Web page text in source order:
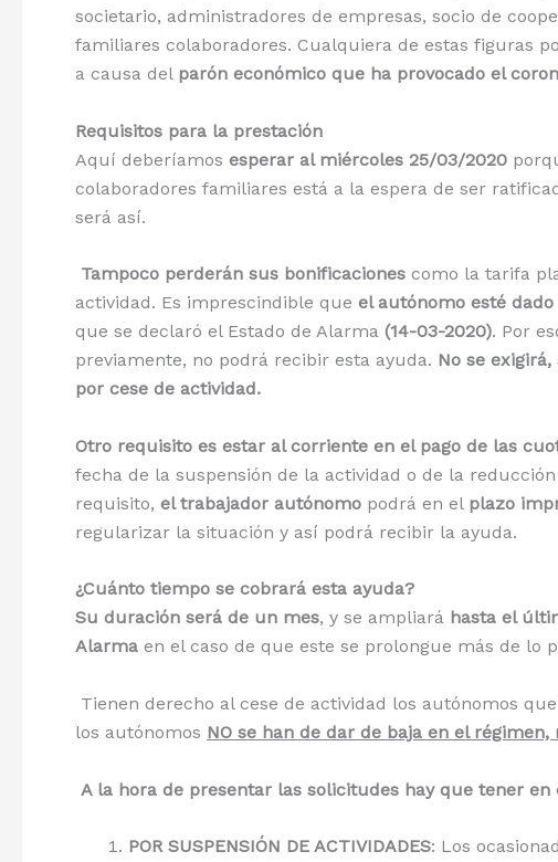
societario, administradores de empresas, socio de
familiares colaboradores. Cualquiera de estas figuras
a causa del parón económico que ha provocado el
Requisitos para la prestación
Aquí deberíamos esperar al miércoles 25/03/2020
colaboradores familiares está a la espera de ser
será así.
Tampoco perderán sus bonificaciones como la tarifa
actividad. Es imprescindible que el autónomo esté
que se declaró el Estado de Alarma (14-03-2020). Por
previamente, no podrá recibir esta ayuda. No se
por cese de actividad.
Otro requisito es estar al corriente en el pago de las
fecha de la suspensión de la actividad o de la
requisito, el trabajador autónomo podrá en el plazo
regularizar la situación y así podrá recibir la ayuda.
¿Cuánto tiempo se cobrará esta ayuda?
Su duración será de un mes, y se ampliará hasta el
Alarma en el caso de que este se prolongue más de lo
Tienen derecho al cese de actividad los autónomos
los autónomos NO se han de dar de baja en el
A la hora de presentar las solicitudes hay que tener
POR SUSPENSIÓN DE ACTIVIDADES: Los